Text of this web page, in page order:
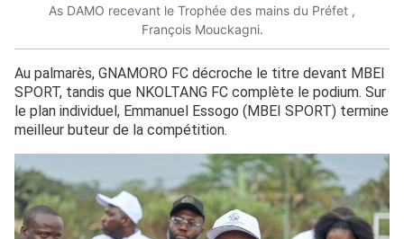
As DAMO recevant le Trophée des mains du Préfet ,
François Mouckagni.
Au palmarès, GNAMORO FC décroche le titre devant MBEI
SPORT, tandis que NKOLTANG FC complète le podium. Sur
le plan individuel, Emmanuel Essogo (MBEI SPORT) termine
meilleur buteur de la compétition.